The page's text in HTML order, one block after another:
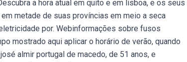
a hora atual em quito e em lisboa, e os seus
metade de suas províncias em meio a seca
por. Webinformações sobre fusos
mostrado aqui aplicar o horário de verão, quando
almir portugal de macedo, de 51 anos, e